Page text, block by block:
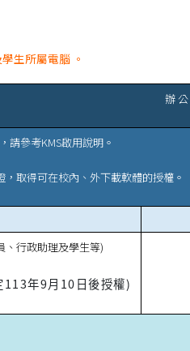
生所屬電腦 。
辦
請參考KMS啟用說明。
取得可在校內、外下載軟體的授權。
、行政助理及學生等)
年9月10日後授權)